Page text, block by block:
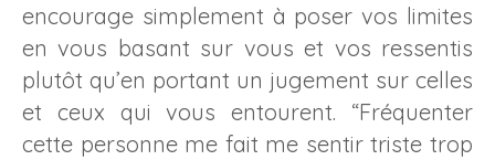
encourage simplement à poser vos limites
en vous basant sur vous et vos ressentis
plutôt qu’en portant un jugement sur celles
et ceux qui vous entourent. “Fréquenter
cette personne me fait me sentir triste trop